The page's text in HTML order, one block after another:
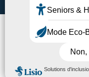
Ce site utilise des
statistiques
Vous pouvez
Tout accepter